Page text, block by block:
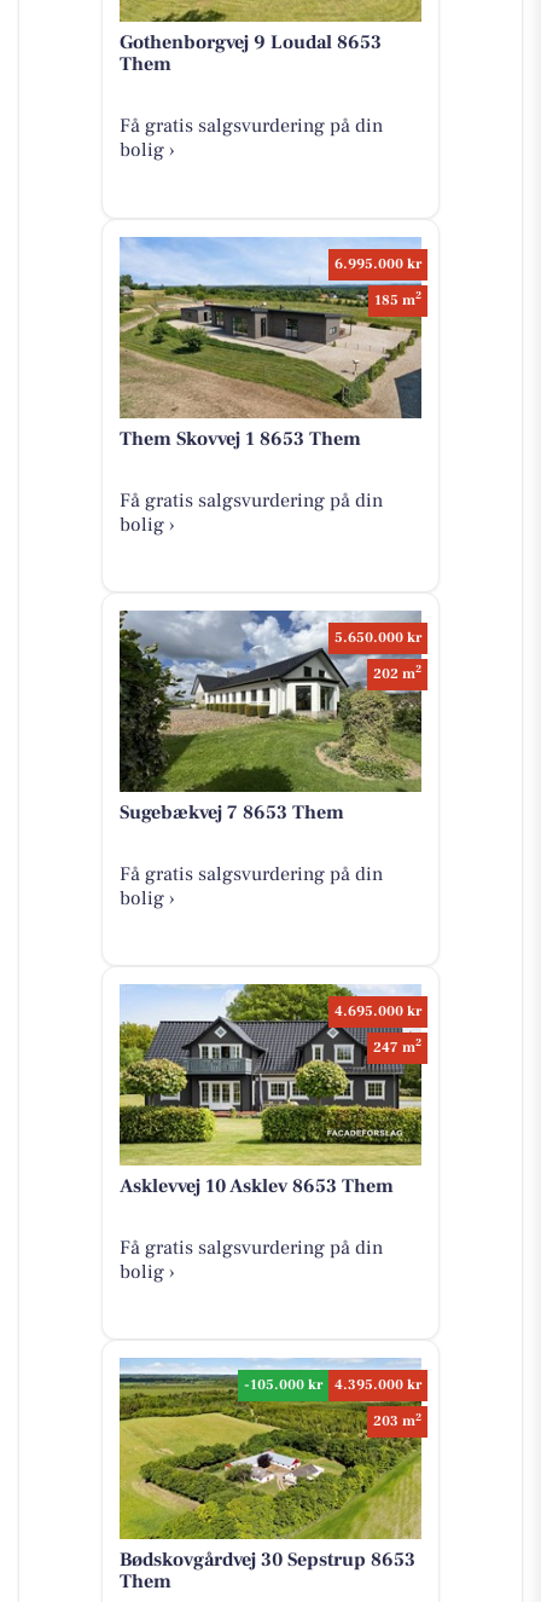
Gothenborgvej 9 Loudal 8653
Them
Få gratis salgsvurdering på din
bolig ›
6.995.000 kr
185 m2
Them Skovvej 1 8653 Them
Få gratis salgsvurdering på din
bolig ›
5.650.000 kr
202 m2
Sugebækvej 7 8653 Them
Få gratis salgsvurdering på din
bolig ›
4.695.000 kr
247 m2
Asklevvej 10 Asklev 8653 Them
Få gratis salgsvurdering på din
bolig ›
-105.000 kr
4.395.000 kr
203 m2
Bødskovgårdvej 30 Sepstrup 8653
Them